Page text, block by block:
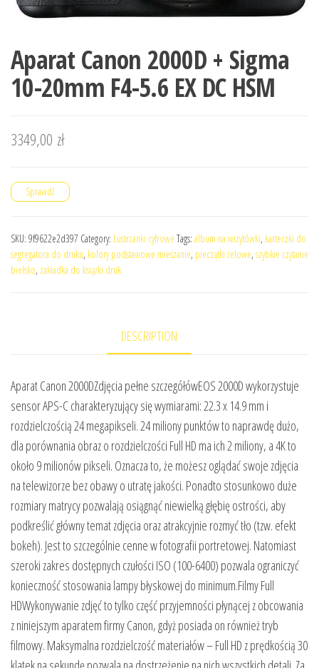
Aparat Canon 2000D + Sigma
10-20mm F4-5.6 EX DC HSM
3349,00 zł
Sprawdź
SKU: 9f9622e2d397 Category: Lustrzanki cyfrowe Tags: album na wizytówki, karteczki do
segregatora do druku, kolory podstawowe mieszanie, pieczątki żelowe, szybkie czytanie
bielsko, zakładka do książki druk
DESCRIPTION
Aparat Canon 2000DZdjęcia pełne szczegółówEOS 2000D wykorzystuje
sensor APS-C charakteryzujący się wymiarami: 22.3 x 14.9 mm i
rozdzielczością 24 megapikseli. 24 miliony punktów to naprawdę dużo,
dla porównania obraz o rozdzielczości Full HD ma ich 2 miliony, a 4K to
około 9 milionów pikseli. Oznacza to, że możesz oglądać swoje zdjęcia
na telewizorze bez obawy o utratę jakości. Ponadto stosunkowo duże
rozmiary matrycy pozwalają osiągnąć niewielką głębię ostrości, aby
podkreślić główny temat zdjęcia oraz atrakcyjnie rozmyć tło (tzw. efekt
bokeh). Jest to szczególnie cenne w fotografii portretowej. Natomiast
szeroki zakres dostępnych czułości ISO (100-6400) pozwala ograniczyć
konieczność stosowania lampy błyskowej do minimum.Filmy Full
HDWykonywanie zdjęć to tylko część przyjemności płynącej z obcowania
z niniejszym aparatem firmy Canon, gdyż posiada on również tryb
filmowy. Maksymalna rozdzielczość materiałów – Full HD z prędkością 30